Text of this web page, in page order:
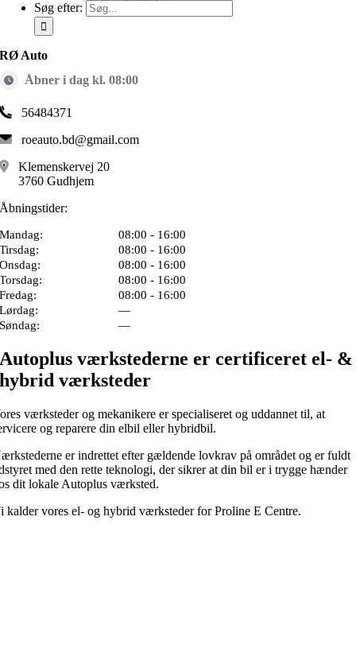
Søg efter:
RØ Auto
Åbner i dag kl. 08:00
56484371
roeauto.bd@gmail.com
Klemenskervej 20
3760 Gudhjem
Åbningstider:
Mandag:
08:00 - 16:00
Tirsdag:
08:00 - 16:00
Onsdag:
08:00 - 16:00
Torsdag:
08:00 - 16:00
Fredag:
08:00 - 16:00
Lørdag:
—
Søndag:
—
Autoplus værkstederne er certificeret el- &
hybrid værksteder
værksteder og mekanikere er specialiseret og uddannet til, at
og reparere din elbil eller hybridbil.
er indrettet efter gældende lovkrav på området og er fuldt
med den rette teknologi, der sikrer at din bil er i trygge hænder
dit lokale Autoplus værksted.
kalder vores el- og hybrid værksteder for Proline E Centre.